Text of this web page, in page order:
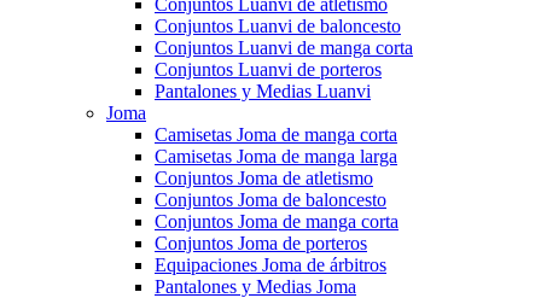
Conjuntos Luanvi de atletismo
Conjuntos Luanvi de baloncesto
Conjuntos Luanvi de manga corta
Conjuntos Luanvi de porteros
Pantalones y Medias Luanvi
Joma
Camisetas Joma de manga corta
Camisetas Joma de manga larga
Conjuntos Joma de atletismo
Conjuntos Joma de baloncesto
Conjuntos Joma de manga corta
Conjuntos Joma de porteros
Equipaciones Joma de árbitros
Pantalones y Medias Joma